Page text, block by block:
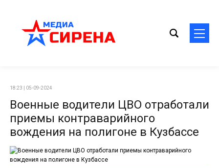
18:23 | 05-09-2024
Военные водители ЦВО отработали
приемы контраварийного
вождения на полигоне в Кузбассе